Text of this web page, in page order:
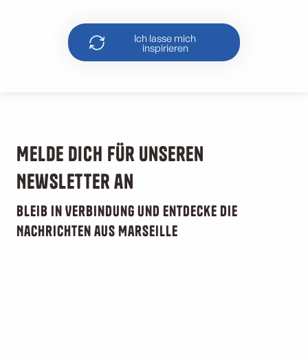
Ich lasse mich
inspirieren
Melde dich für unseren
Newsletter an
Bleib in Verbindung und entdecke die
Nachrichten aus Marseille